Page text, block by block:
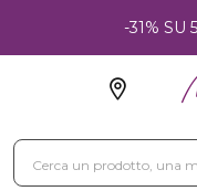
-31% SU